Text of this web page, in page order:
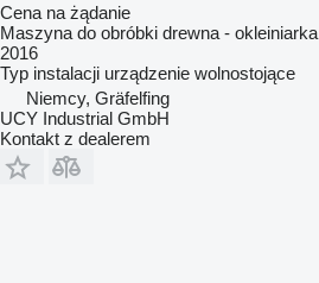
Cena na żądanie
Maszyna do obróbki drewna - okleiniarka
2016
Typ instalacji urządzenie wolnostojące
Niemcy, Gräfelfing
UCY Industrial GmbH
Kontakt z dealerem